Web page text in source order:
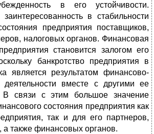
в его устойчивости.
заинтересованность в стабильности
предприятия поставщиков,
налого­вых органов. Финансовая
ста­новится залогом его
банкротство предприятия в
является результатом фи­нансово-
деятельности вместе с другими ее
В связи с этим большое значение
состояния предприятия как
так и для его партнеров,
а также финансовых органов.